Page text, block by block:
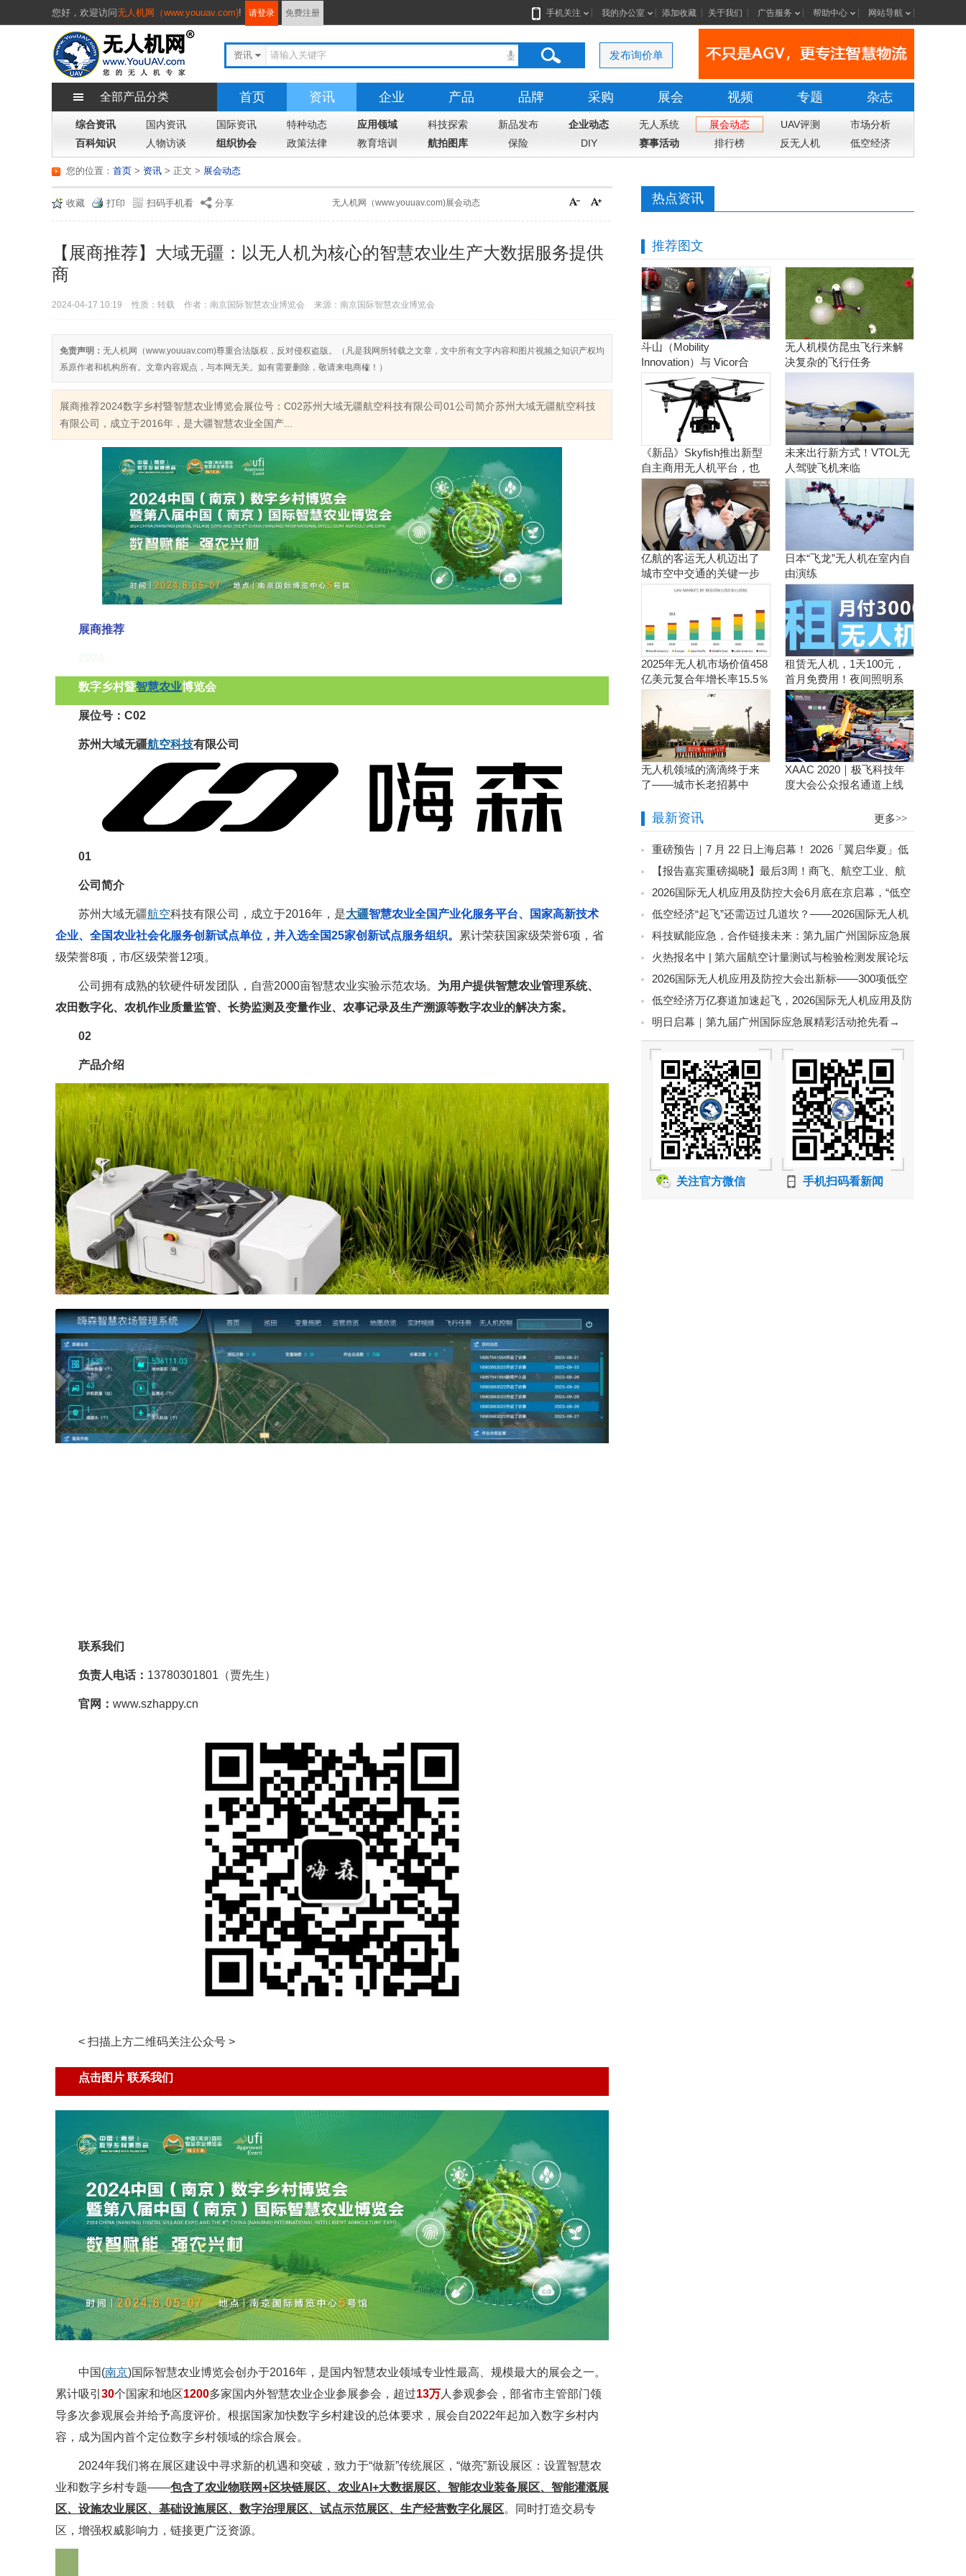
您好， 欢迎访问无人机网（www.youuav.com)! 请登录 免费注册 手机关注 我的办公室 添加收藏 关于我们 广告服务 帮助中心 网站导航
资讯 发布询价单
全部产品分类 首页 资讯 企业 产品 品牌 采购 展会 视频 专题 杂志
综合资讯 国内资讯 国际资讯 特种动态 应用领域 科技探索 新品发布 企业动态 无人系统 展会动态 UAV评测
市场分析
百科知识
人物访谈 组织协会 政策法律 教育培训 航拍图库 保险 DIY 赛事活动 排行榜 反无人机 低空经济
您的位置： 首页 > 资讯 > 展会动态
> 正文
收藏 打印 扫码手机看 分享 无人机网（www.youuav.com)展会动态
【展商推荐】大域无疆：以无人机为核心的智慧农业生产大数据服务提供
商
2024-04-17 10:19 性质：转载 作者：南京国际智慧农业博览会 来源：南京国际智慧农业博览会
免责声明： 无人机网（www.youuav.com)尊重合法版权，反对侵权盗版。（凡是我网所转载之文章，文中所有文字内容和图片视频之知识产权均
系原作者和机构所有。文章内容观点，与本网无关。如有需要删除，敬请来电商榷！）
展商推荐2024数字乡村暨智慧农业博览会展位号：C02苏州大域无疆航空科技有限公司01公司简介苏州大域无疆航空科技
有限公司，成立于2016年，是大疆智慧农业全国产...
展商推荐
数字乡村暨智慧农业博览会
展位号：C02
苏州大域无疆航空科技有限公司
01
公司简介
苏州大域无疆航空科技有限公司，成立于2016年，是大疆智慧农业全国产业化服务平台、国家高新技术
企业、全国农业社会化服务创新试点单位，并入选全国25家创新试点服务组织。
累计荣获国家级荣誉6项，省
级荣誉8项，市/区级荣誉12项。
公司拥有成熟的软硬件研发团队，自营2000亩智慧农业实验示范农场。 为用户提供智慧农业管理系统、
农田数字化、农机作业质量监管、长势监测及变量作业、农事记录及生产溯源等数字农业的解决方案。
02
产品介绍
联系我们
负责人电话： 13780301801（贾先生）
官网： www.szhappy.cn
< 扫描上方二维码关注公众号 >
点击图片 联系我们
中国(南京)国际智慧农业博览会创办于2016年，是国内智慧农业领域专业性最高、规模最大的展会之一。
累计吸引 30个国家和地区1200多家国内外智慧农业企业参展参会，超过13万 人参观参会，部省市主管部门领
导多次参观展会并给予高度评价。根据国家加快数字乡村建设的总体要求，展会自2022年起加入数字乡村内
容，成为国内首个定位数字乡村领域的综合展会。
2024年我们将在展区建设中寻求新的机遇和突破，致力于“做新”传统展区，“做亮”新设展区：设置智慧农
业和数字乡村专题——包含了农业物联网+区块链展区、农业AI+大数据展区、智能农业装备展区、智能灌溉展
区、设施农业展区、基础设施展区、数字治理展区、试点示范展区、生产经营数字化展区。同时打造交易专
区，增强权威影响力，链接更广泛资源。
热点资讯
推荐图文
斗山（Mobility
Innovation）与 Vicor合
作。实现商用氢燃料电池
无人机
无人机模仿昆虫飞行来解
决复杂的飞行任务
《新品》Skyfish推出新型
自主商用无人机平台，也
可搭载Sony Alpha相机
未来出行新方式！VTOL无
人驾驶飞机来临
亿航的客运无人机迈出了
城市空中交通的关键一步
日本“飞龙”无人机在室内自
由演练
2025年无人机市场价值458
亿美元复合年增长率15.5％
租赁无人机，1天100元，
首月免费用！夜间照明系
统施工、抢险、应急救援
利器！
无人机领域的滴滴终于来
了——城市长老招募中
XAAC 2020｜极飞科技年
度大会公众报名通道上线
最新资讯 更多>>
重磅预告｜7 月 22 日上海启幕！ 2026「翼启华夏」低
空经济生态共建中国行・上海总站暨 第二届全国低空行业
会长论坛盛大来袭
【报告嘉宾重磅揭晓】最后3周！商飞、航空工业、航
发集团、eVTOL企业齐聚苏州，第六届航空计量测试与检
验检测发展论坛即将启幕
2026国际无人机应用及防控大会6月底在京启幕，“低空
经济第一城”最新战况即将揭晓
低空经济“起飞”还需迈过几道坎？——2026国际无人机
应用及防控大会邀您共探政策落地路径
科技赋能应急，合作链接未来：第九届广州国际应急展
圆满落幕！
火热报名中 | 第六届航空计量测试与检验检测发展论坛
邀您7月28-29日相聚苏州！
2026国际无人机应用及防控大会出新标——300项低空
经济标准铺路，行业告别“野蛮生长”
低空经济万亿赛道加速起飞，2026国际无人机应用及防
控大会6月底将在京启幕
明日启幕｜第九届广州国际应急展精彩活动抢先看→
关注官方微信 手机扫码看新闻